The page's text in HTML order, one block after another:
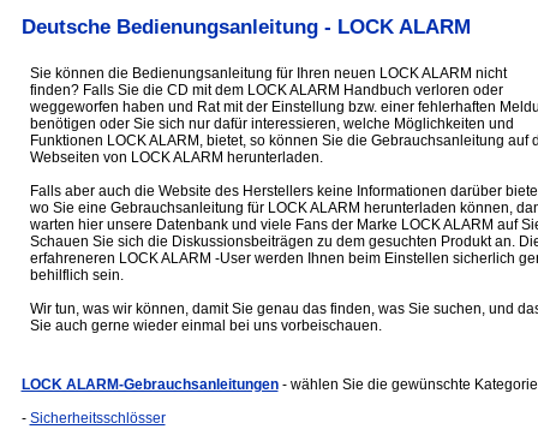
Deutsche Bedienungsanleitung - LOCK ALARM
Sie können die Bedienungsanleitung für Ihren neuen LOCK ALARM nicht
finden? Falls Sie die CD mit dem LOCK ALARM Handbuch verloren oder
weggeworfen haben und Rat mit der Einstellung bzw. einer fehlerhaften
benötigen oder Sie sich nur dafür interessieren, welche Möglichkeiten und
Funktionen LOCK ALARM, bietet, so können Sie die Gebrauchsanleitung auf
Webseiten von LOCK ALARM herunterladen.
Falls aber auch die Website des Herstellers keine Informationen darüber
wo Sie eine Gebrauchsanleitung für LOCK ALARM herunterladen können,
warten hier unsere Datenbank und viele Fans der Marke LOCK ALARM auf
Schauen Sie sich die Diskussionsbeiträgen zu dem gesuchten Produkt an.
erfahreneren LOCK ALARM -User werden Ihnen beim Einstellen sicherlich
behilflich sein.
Wir tun, was wir können, damit Sie genau das finden, was Sie suchen, und
Sie auch gerne wieder einmal bei uns vorbeischauen.
LOCK ALARM-Gebrauchsanleitungen - wählen Sie die gewünschte
- Sicherheitsschlösser